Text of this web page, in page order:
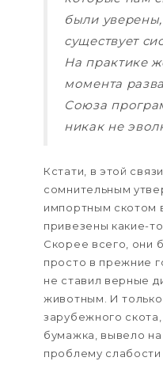
были
существует
На практике
момента
Союза
никак не
Кстати, в этой
сомнительным
импортным скотом
привезены какие-
Скорее всего, они
просто в прежние
не ставил верные
животным. И
зарубежного
бумажка, вывело
проблему